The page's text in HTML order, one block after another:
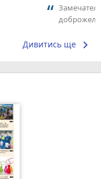
Дивитись ще keyboard_arrow_right